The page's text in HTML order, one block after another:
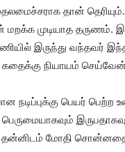
தான்
மறக்க முடியாத
இருந்து வந்தவர்
நியாயம் செய்வேன்
நடிப்புக்கு பெயர் பெற்ற
தன்னிடம் மோதி